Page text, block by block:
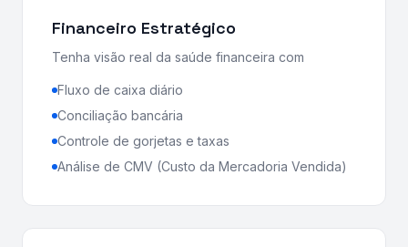
Financeiro Estratégico
Tenha visão real da saúde financeira com
Fluxo de caixa diário
Conciliação bancária
Controle de gorjetas e taxas
Análise de CMV (Custo da Mercadoria Vendida)